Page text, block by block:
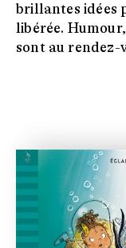
brillantes idées
libérée.
sont au rendez-